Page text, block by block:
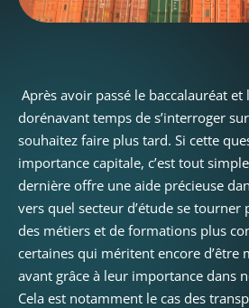
Après avoir passé le baccalauréat et
dorénavant temps de s’interroger
souhaitez faire plus tard. Si cette
importance capitale, c’est tout
dernière offre une aide précieuse
vers quel secteur d’étude se tourner
des métiers et de formations plus
certaines qui méritent encore d’être
avant grâce à leur importance dans
Cela est notamment le cas des